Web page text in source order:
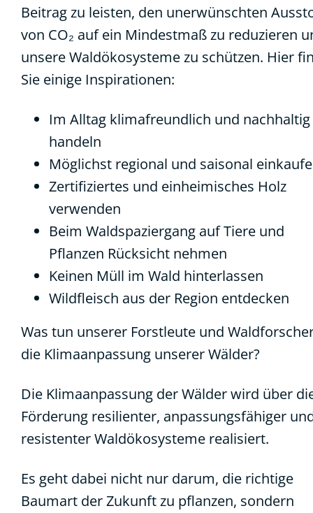
Beitrag zu leisten, den unerwünschten
von CO₂ auf ein Mindestmaß zu reduzieren
unsere Waldökosysteme zu schützen. Hier
Sie einige Inspirationen:
Im Alltag klimafreundlich und nachhaltig
handeln
Möglichst regional und saisonal
Zertifiziertes und einheimisches Holz
verwenden
Beim Waldspaziergang auf Tiere und
Pflanzen Rücksicht nehmen
Keinen Müll im Wald hinterlassen
Wildfleisch aus der Region entdecken
Was tun unserer Forstleute und
die Klimaanpassung unserer Wälder?
Die Klimaanpassung der Wälder wird über
Förderung resilienter, anpassungsfähiger
resistenter Waldökosysteme realisiert.
Es geht dabei nicht nur darum, die richtige
Baumart der Zukunft zu pflanzen, sondern